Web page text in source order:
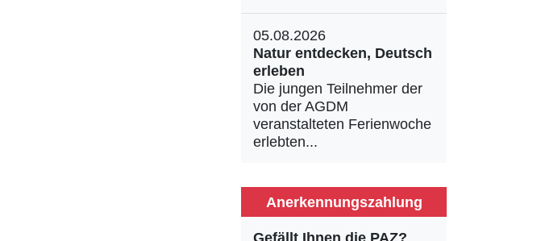
05.08.2026
Natur entdecken, Deutsch
erleben
Die jungen Teilnehmer der
von der AGDM
veranstalteten Ferienwoche
erlebten...
Anerkennungszahlung
Gefällt Ihnen die PAZ?